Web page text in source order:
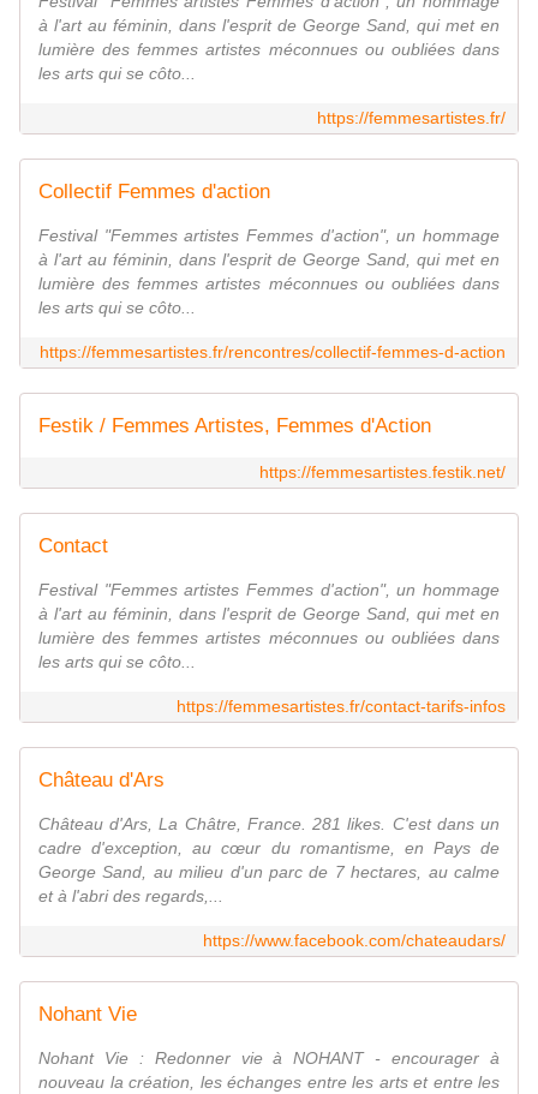
à l'art au féminin, dans l'esprit de George Sand, qui met en
lumière des femmes artistes méconnues ou oubliées dans
les arts qui se côto...
https://femmesartistes.fr/
Collectif Femmes d'action
Festival "Femmes artistes Femmes d'action", un hommage
à l'art au féminin, dans l'esprit de George Sand, qui met en
lumière des femmes artistes méconnues ou oubliées dans
les arts qui se côto...
https://femmesartistes.fr/rencontres/collectif-femmes-d-action
Festik / Femmes Artistes, Femmes d'Action
https://femmesartistes.festik.net/
Contact
Festival "Femmes artistes Femmes d'action", un hommage
à l'art au féminin, dans l'esprit de George Sand, qui met en
lumière des femmes artistes méconnues ou oubliées dans
les arts qui se côto...
https://femmesartistes.fr/contact-tarifs-infos
Château d'Ars
Château d'Ars, La Châtre, France. 281 likes. C'est dans un
cadre d'exception, au cœur du romantisme, en Pays de
George Sand, au milieu d'un parc de 7 hectares, au calme
et à l'abri des regards,...
https://www.facebook.com/chateaudars/
Nohant Vie
Nohant Vie : Redonner vie à NOHANT - encourager à
nouveau la création, les échanges entre les arts et entre les